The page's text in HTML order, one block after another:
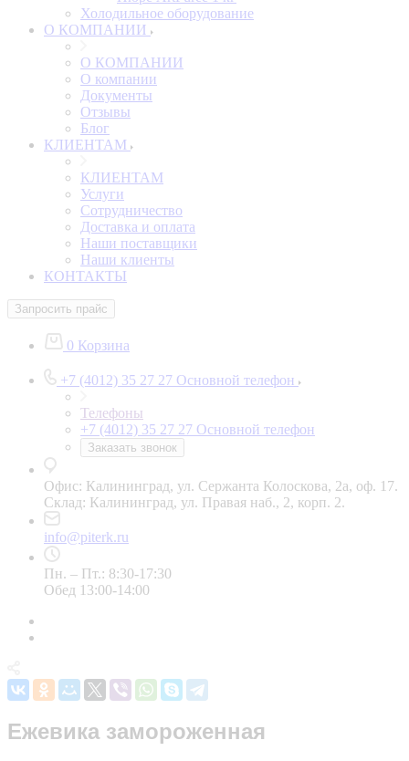
Холодильное оборудование
О КОМПАНИИ
О КОМПАНИИ
О компании
Документы
Отзывы
Блог
КЛИЕНТАМ
КЛИЕНТАМ
Услуги
Сотрудничество
Доставка и оплата
Наши поставщики
Наши клиенты
КОНТАКТЫ
Запросить прайс
0 Корзина
+7 (4012) 35 27 27 Основной телефон
Телефоны
+7 (4012) 35 27 27 Основной телефон
Заказать звонок
Офис: Калининград, ул. Сержанта Колоскова, 2а, оф. 17.
Склад: Калининград, ул. Правая наб., 2, корп. 2.
info@piterk.ru
Пн. – Пт.: 8:30-17:30
Обед 13:00-14:00
Ежевика замороженная